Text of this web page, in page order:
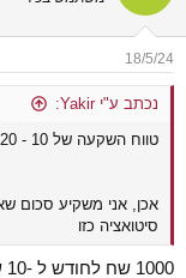
18/5/24
נכתב ע"י Yakir:
טווח השקעה של 10 - 20 שנה, אולי אף יותר, בשיטת DCA
אכן, אני משקיע סכום
סיטואציה כזו